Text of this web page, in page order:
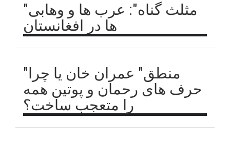
"مثلث گناه": عرب ها و وهابی
ها در افغانستان
"منطق" عمران خان یا چرا
حرف های رحمان و پوتین همه
را متعجب ساخت؟